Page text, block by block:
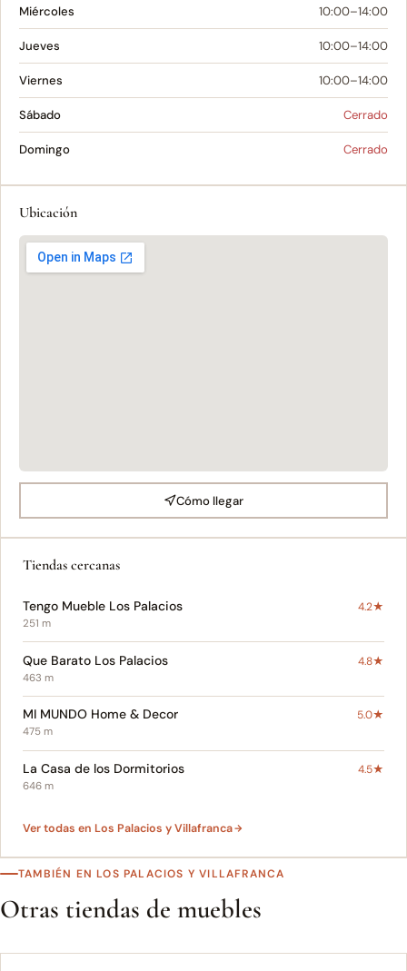
Miércoles 10:00–14:00
Jueves 10:00–14:00
Viernes 10:00–14:00
Sábado Cerrado
Domingo Cerrado
Ubicación
Cómo llegar
Tiendas cercanas
Tengo Mueble Los Palacios 4.2★
251 m
Que Barato Los Palacios 4.8★
463 m
MI MUNDO Home & Decor 5.0★
475 m
La Casa de los Dormitorios 4.5★
646 m
Ver todas en Los Palacios y Villafranca
TAMBIÉN EN LOS PALACIOS Y VILLAFRANCA
Otras tiendas de muebles